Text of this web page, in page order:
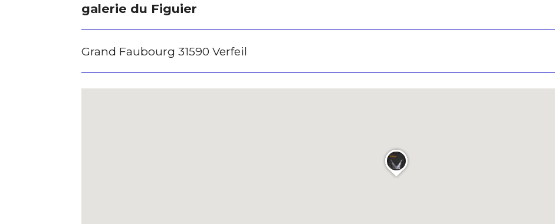
Statut / Organisation
J'accepte lestermes et conditions
galerie du Figuier
Grand Faubourg 31590 Verfeil